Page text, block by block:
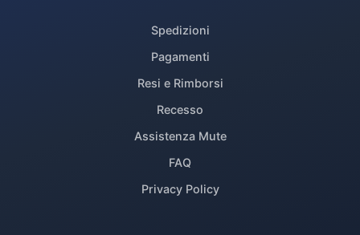
Spedizioni
Pagamenti
Resi e Rimborsi
Recesso
Assistenza Mute
FAQ
Privacy Policy